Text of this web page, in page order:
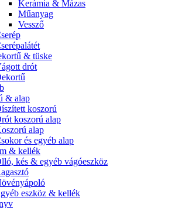
Kerámia & Mázas
Műanyag
Vessző
& tüske
drót
& alap
koszorú
koszorú alap
alap
és egyéb alap
& kellék
kés & egyéb vágóeszköz
eszköz & kellék